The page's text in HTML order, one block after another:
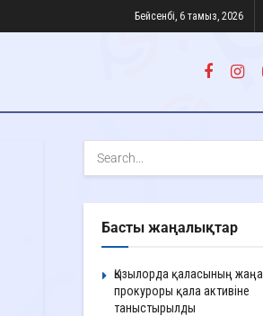
Бейсенбі, 6 тамыз, 2026
Басты жаңалықтар
Қызылорда қаласының жаңа
прокуроры қала активіне
таныстырылды